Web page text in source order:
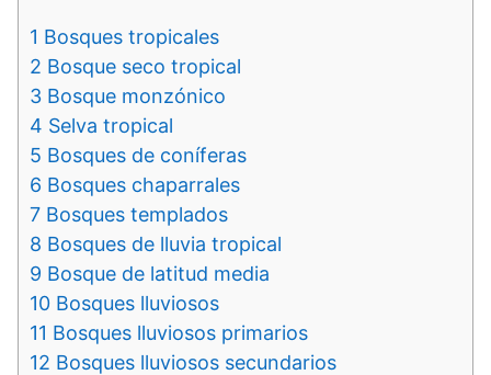
1 Bosques tropicales
2 Bosque seco tropical
3 Bosque monzónico
4 Selva tropical
5 Bosques de coníferas
6 Bosques chaparrales
7 Bosques templados
8 Bosques de lluvia tropical
9 Bosque de latitud media
10 Bosques lluviosos
11 Bosques lluviosos primarios
12 Bosques lluviosos secundarios